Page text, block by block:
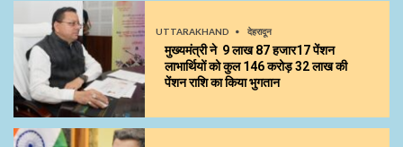
UTTARAKHAND देहरादून
मुख्यमंत्री ने 9 लाख 87 हजार17 पेंशन
लाभार्थियों को कुल ₹146 करोड़ 32 लाख की
पेंशन राशि का किया भुगतान